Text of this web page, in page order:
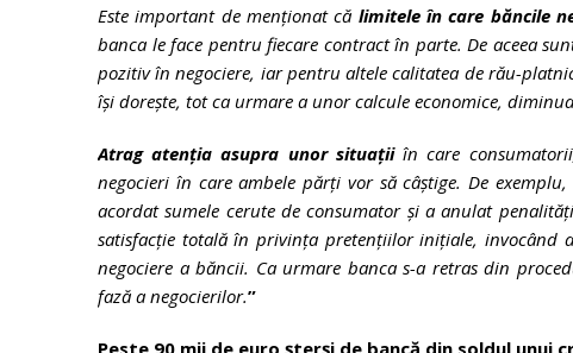
Este important de menționat că limitele în care băncile
banca le face pentru fiecare contract în parte. De aceea
pozitiv în negociere, iar pentru altele calitatea de rău-
își dorește, tot ca urmare a unor calcule economice,
Atrag atenția asupra unor situațiiîn care
negocieri în care ambele părți vor să câștige. De
acordat sumele cerute de consumator și a anulat
satisfacție totală în privința pretențiilor inițiale, invocând
negociere a băncii. Ca urmare banca s-a retras din
fază a negocierilor.”
Peste 90 mii de euro șterși de bancă din soldul unui